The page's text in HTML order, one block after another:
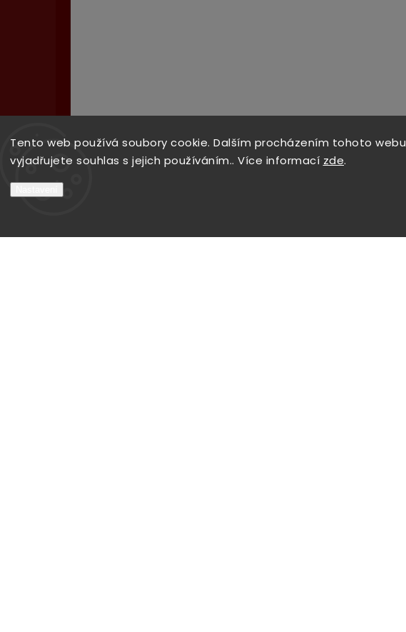
Tento web používá soubory cookie. Dalším procházením tohoto webu
vyjadřujete souhlas s jejich používáním.. Více informací zde.